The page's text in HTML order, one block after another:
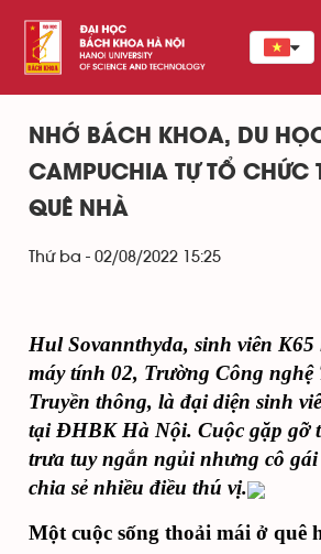
NHỚ BÁCH KHOA, DU
CAMPUCHIA TỰ TỔ CHỨC
QUÊ NHÀ
Thứ ba - 02/08/2022 15:25
Hul Sovannthyda, sinh viên
máy tính 02, Trường Công nghệ
Truyền thông, là đại diện sinh
tại ĐHBK Hà Nội. Cuộc gặp gỡ
trưa tuy ngắn ngủi nhưng cô
chia sẻ nhiều điều thú vị.
Một cuộc sống thoải mái ở quê